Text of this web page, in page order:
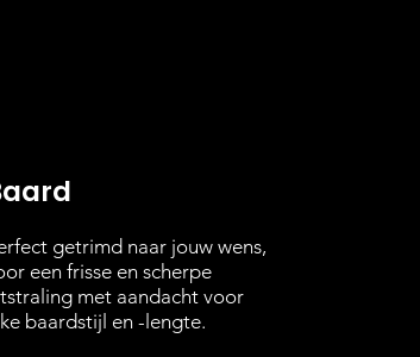
getrimd naar jouw wens,
een frisse en scherpe
met aandacht voor
baardstijl en -lengte.